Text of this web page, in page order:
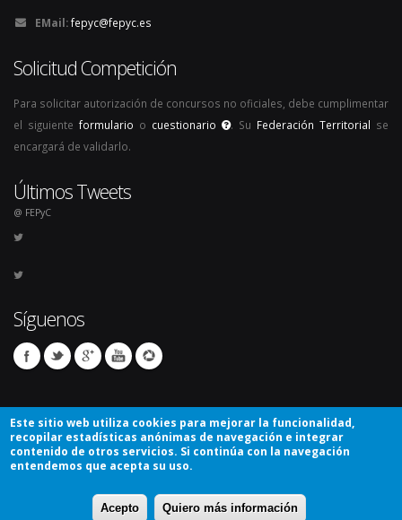
EMail:fepyc@fepyc.es
Solicitud Competición
Para solicitar autorización de concursos no oficiales, debe cumplimentar
el siguiente formulario o cuestionario . Su Federación Territorial se
encargará de validarlo.
Últimos Tweets
@ FEPyC
Síguenos
© Copyright 2026. Todos los derechos reservados.
Avíso Legal Mapa del sitio
Este sitio web utiliza cookies para mejorar la funcionalidad,
recopilar estadísticas anónimas de navegación e integrar
contenido de otros servicios. Si continúa con la navegación
entendemos que acepta su uso.
Acepto Quiero más información